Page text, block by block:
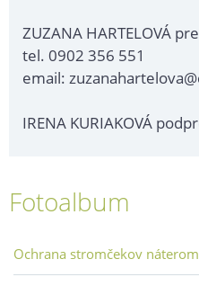
ZUZANA HARTELOVÁ
tel. 0902 356 551
email:
IRENA KURIAKOVÁ
Fotoalbum
Ochrana stromčekov